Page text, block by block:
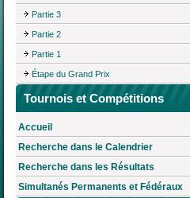
Partie 3
Partie 2
Partie 1
Étape du Grand Prix
Tournois et Compétitions
Accueil
Recherche dans le Calendrier
Recherche dans les Résultats
Simultanés Permanents et Fédéraux